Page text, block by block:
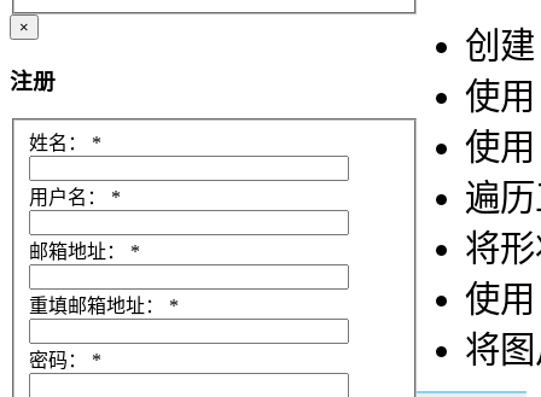
创
使
使
遍
将
使
将
×
注册
姓名： *
用户名： *
邮箱地址： *
重填邮箱地址： *
密码： *